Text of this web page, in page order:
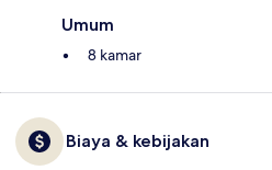
Umum
8 kamar
Biaya & kebijakan